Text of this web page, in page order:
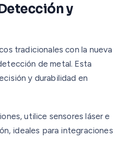
y
tradicionales con la nueva
de metal. Esta
y durabilidad en
utilice sensores láser e
ideales para integraciones